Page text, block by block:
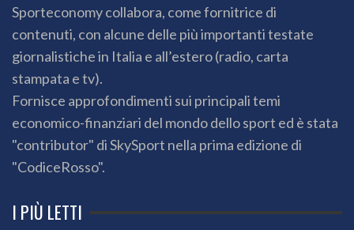
Sporteconomy collabora, come fornitrice di
contenuti, con alcune delle più importanti testate
giornalistiche in Italia e all’estero (radio, carta
stampata e tv).
Fornisce approfondimenti sui principali temi
economico-finanziari del mondo dello sport ed è stata
"contributor" di SkySport nella prima edizione di
"CodiceRosso".
I PIÙ LETTI